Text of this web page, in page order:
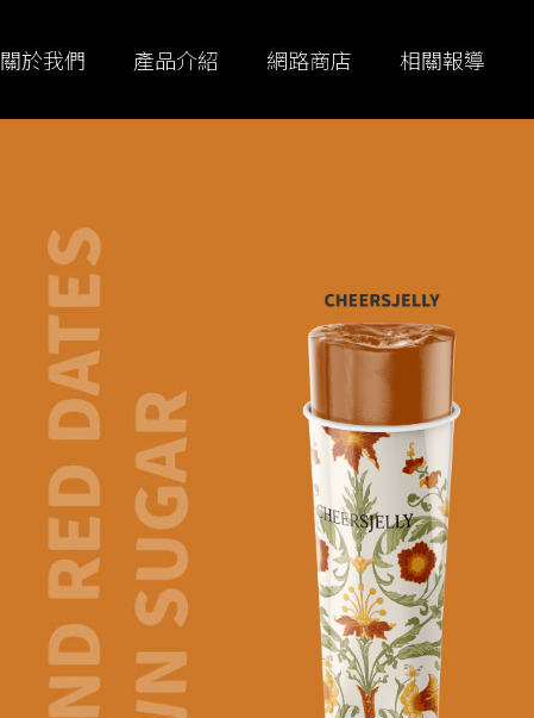
關於我們 產品介紹 網路商店 相關報導